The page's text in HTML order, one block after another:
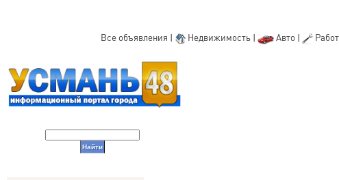
Все объявления | Недвижимость | Авто|